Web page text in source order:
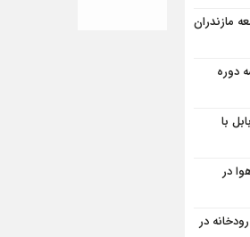
مازندران
دوره
با
در
از بستر رودخانه در